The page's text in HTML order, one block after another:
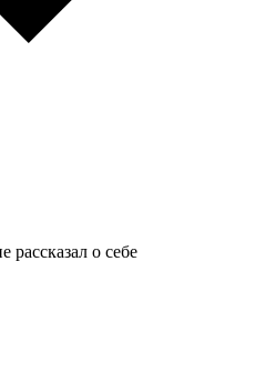
рассказал о себе